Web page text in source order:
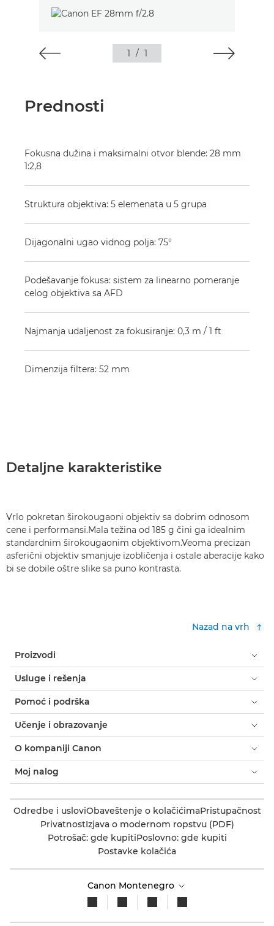
1 / 1
Prednosti
Fokusna dužina i maksimalni otvor blende: 28 mm
1:2,8
Struktura objektiva: 5 elemenata u 5 grupa
Dijagonalni ugao vidnog polja: 75°
Podešavanje fokusa: sistem za linearno pomeranje
celog objektiva sa AFD
Najmanja udaljenost za fokusiranje: 0,3 m / 1 ft
Dimenzija filtera: 52 mm
Detaljne karakteristike
Vrlo pokretan širokougaoni objektiv sa dobrim odnosom
cene i performansi.Mala težina od 185 g čini ga idealnim
standardnim širokougaonim objektivom.Veoma precizan
asferični objektiv smanjuje izobličenja i ostale aberacije kako
bi se dobile oštre slike sa puno kontrasta.
Nazad na vrh
Proizvodi
Usluge i rešenja
Pomoć i podrška
Učenje i obrazovanje
O kompaniji Canon
Moj nalog
Odredbe i usloviObaveštenje o kolačićimaPristupačnost
PrivatnostIzjava o modernom ropstvu (PDF)
Potrošač: gde kupitiPoslovno: gde kupiti
Postavke kolačića
Canon Montenegro